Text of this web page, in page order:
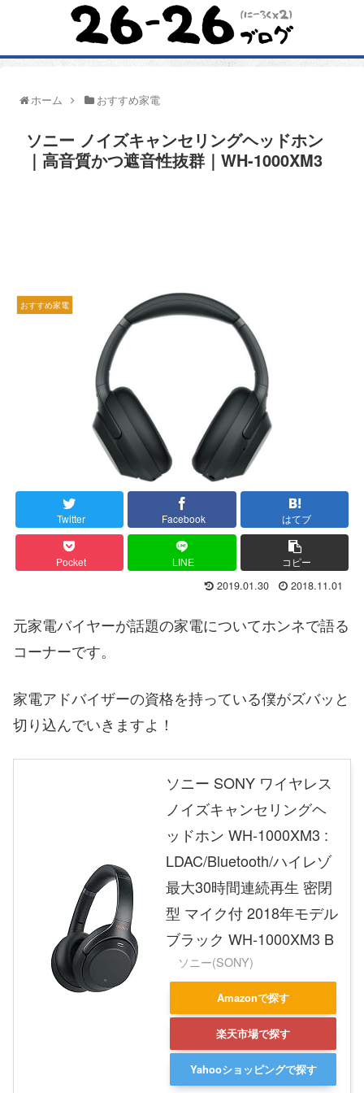
ホーム おすすめ家電
ソニー ノイズキャンセリングヘッドホン
｜高音質かつ遮音性抜群｜WH-1000XM3
おすすめ家電
Twitter Facebook はてブ
Pocket LINE コピー
2019.01.30 2018.11.01
元家電バイヤーが話題の家電についてホンネで語る
コーナーです。
家電アドバイザーの資格を持っている僕がズバッと
切り込んでいきますよ！
ソニー SONY ワイヤレス
ノイズキャンセリングヘ
ッドホン WH-1000XM3 :
LDAC/Bluetooth/ハイレゾ
最大30時間連続再生 密閉
型 マイク付 2018年モデル
ブラック WH-1000XM3 B
ソニー(SONY)
Amazonで探す
楽天市場で探す
Yahooショッピングで探す